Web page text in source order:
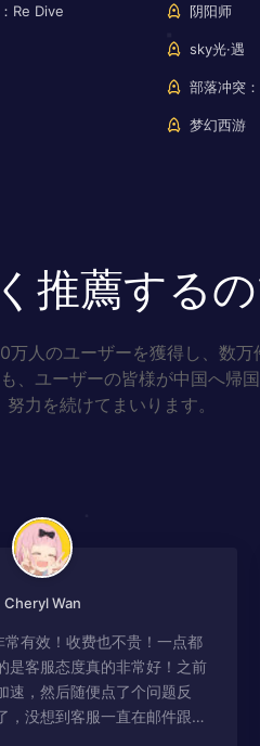
Re Dive 阴阳师
sky光·遇
部落冲突
梦幻西游
推薦する
人のユーザーを獲得し、数
、ユーザーの皆様が中国へ帰
力を続けてまいります。
Cheryl Wan
有效！收费也不贵！一点都
是客服态度真的非常好！之前
速，然后随便点了个问题反
，没想到客服一直在邮件跟